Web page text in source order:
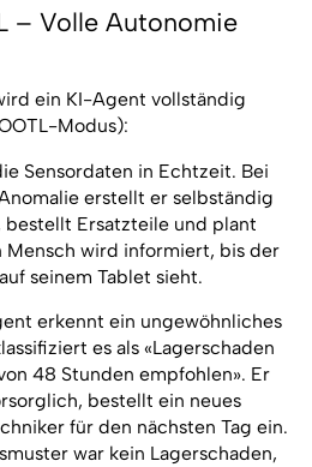
– Volle Autonomie
ein KI-Agent vollständig
Modus):
Sensordaten in Echtzeit. Bei
erstellt er selbständig
bestellt Ersatzteile und plant
Mensch wird informiert, bis der
seinem Tablet sieht.
erkennt ein ungewöhnliches
es als «Lagerschaden
48 Stunden empfohlen». Er
bestellt ein neues
für den nächsten Tag ein.
war kein Lagerschaden,